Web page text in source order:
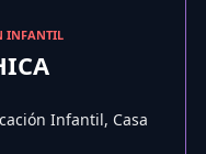
INFANTIL
Infantil, Casa